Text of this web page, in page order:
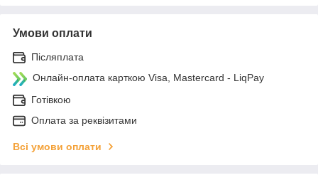
Умови оплати
Післяплата
Онлайн-оплата карткою Visa, Mastercard - LiqPay
Готівкою
Оплата за реквізитами
Всі умови оплати